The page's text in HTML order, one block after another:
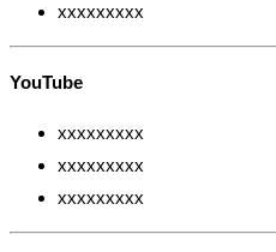
xxxxxxxxx
YouTube
xxxxxxxxx
xxxxxxxxx
xxxxxxxxx